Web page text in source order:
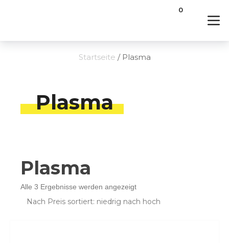
0
Startseite / Plasma
Plasma
Plasma
Alle 3 Ergebnisse werden angezeigtNach
Preis